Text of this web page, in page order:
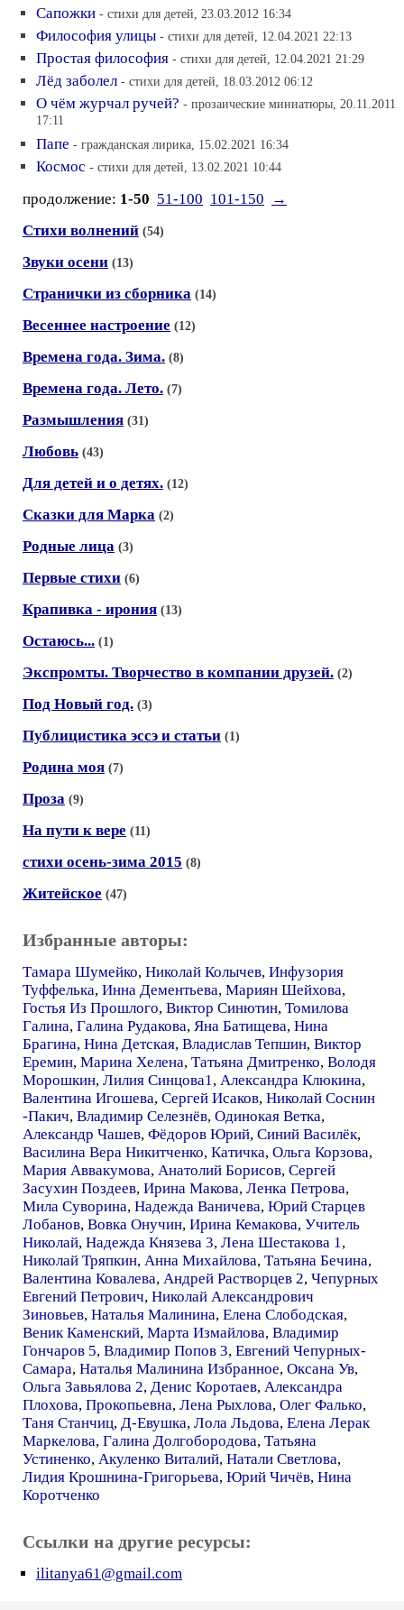
Сапожки - стихи для детей, 23.03.2012 16:34
Философия улицы - стихи для детей, 12.04.2021 22:13
Простая философия - стихи для детей, 12.04.2021 21:29
Лёд заболел - стихи для детей, 18.03.2012 06:12
О чём журчал ручей? - прозаические миниатюры, 20.11.2011
17:11
Папе - гражданская лирика, 15.02.2021 16:34
Космос - стихи для детей, 13.02.2021 10:44
продолжение: 1-50 51-100 101-150
→
Стихи волнений (54)
Звуки осени (13)
Странички из сборника (14)
Весеннее настроение (12)
Времена года. Зима. (8)
Времена года. Лето. (7)
Размышления (31)
Любовь (43)
Для детей и о детях. (12)
Сказки для Марка (2)
Родные лица (3)
Первые стихи (6)
Крапивка - ирония (13)
Остаюсь... (1)
Экспромты. Творчество в компании друзей. (2)
Под Новый год. (3)
Публицистика эссэ и статьи (1)
Родина моя (7)
Проза (9)
На пути к вере (11)
стихи осень-зима 2015 (8)
Житейское (47)
Избранные авторы:
Тамара Шумейко, Николай Колычев, Инфузория
Туффелька, Инна Дементьева, Мариян Шейхова,
Гостья Из Прошлого, Виктор Синютин, Томилова
Галина, Галина Рудакова, Яна Батищева, Нина
Брагина, Нина Детская, Владислав Тепшин, Виктор
Еремин, Марина Хелена, Татьяна Дмитренко, Володя
Морошкин, Лилия Синцова1, Александра Клюкина,
Валентина Игошева, Сергей Исаков, Николай Соснин
-Пакич, Владимир Селезнёв, Одинокая Ветка,
Александр Чашев, Фёдоров Юрий, Синий Василёк,
Василина Вера Никитченко, Катичка, Ольга Корзова,
Мария Аввакумова, Анатолий Борисов, Сергей
Засухин Поздеев, Ирина Макова, Ленка Петрова,
Мила Суворина, Надежда Ваничева, Юрий Старцев
Лобанов, Вовка Онучин, Ирина Кемакова, Учитель
Николай, Надежда Князева 3, Лена Шестакова 1,
Николай Тряпкин, Анна Михайлова, Татьяна Бечина,
Валентина Ковалева, Андрей Растворцев 2, Чепурных
Евгений Петрович, Николай Александрович
Зиновьев, Наталья Малинина, Елена Слободская,
Веник Каменский, Марта Измайлова, Владимир
Гончаров 5, Владимир Попов 3, Евгений Чепурных-
Самара, Наталья Малинина Избранное, Оксана Ув,
Ольга Завьялова 2, Денис Коротаев, Александра
Плохова, Прокопьевна, Лена Рыхлова, Олег Фалько,
Таня Станчиц, Д-Евушка, Лола Льдова, Елена Лерак
Маркелова, Галина Долгобородова, Татьяна
Устиненко, Акуленко Виталий, Натали Светлова,
Лидия Крошнина-Григорьева, Юрий Чичёв, Нина
Коротченко
Ссылки на другие ресурсы:
ilitanya61@gmail.com